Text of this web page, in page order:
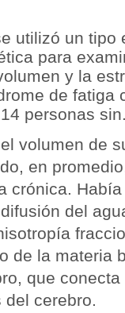
utilizó un tipo
para
y la
de fatiga
personas
volumen de
en
crónica.
del
de la materia
que
del cerebro.